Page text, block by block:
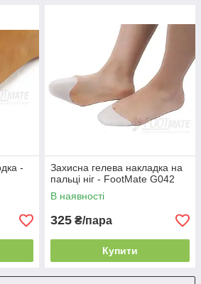
-
Захисна гелева накладка на
пальці ніг - FootMate G042
В наявності
325 ₴/пара
Купити